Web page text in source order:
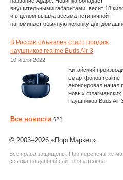
внушительными габаритами, весит 18
и в целом вышла весьма нетипичной –
напоминает обычную колонку для
В России объявлен старт продаж
наушников realme Buds Air 3
10 июля 2022
Китайский
смартфонов realme
анонсировал начал
новых флагманских
наушников Buds Air
Все новости 622
© 2003–2026 «ПортМаркет»
Все права защищены. При перепечатке
ссылка на данный сайт обязательна.